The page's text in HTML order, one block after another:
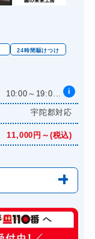
24時間駆けつけ
10:00～19:0... i
宇陀郡対応
11,000円～(税込)
6,600円～(税込)